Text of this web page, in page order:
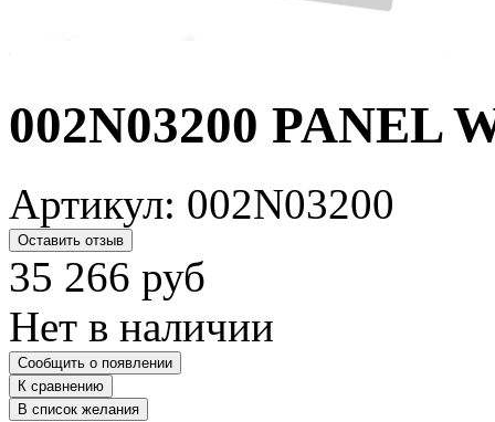
002N03200 PANEL
Артикул: 002N03200
Оставить отзыв
35 266 руб
Нет в наличии
Сообщить о появлении
К сравнению
В список желания